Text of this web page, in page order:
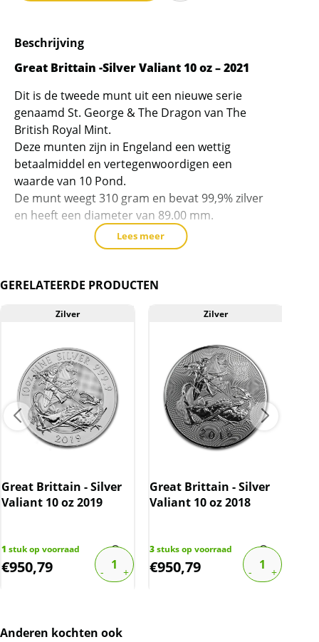
de
wachtlijst
dit
product
toe
te
voegen
Beschrijving
Great Brittain -Silver Valiant 10 oz – 2021
Dit is de tweede munt uit een nieuwe serie
genaamd St. George & The Dragon van The
British Royal Mint.
Deze munten zijn in Engeland een wettig
betaalmiddel en vertegenwoordigen een
waarde van 10 Pond.
De munt weegt 310 gram en bevat 99,9% zilver
en heeft een diameter van 89.00 mm.
capsule.
producent af. Echter zijn de munten veelal de
capsule niet uit geweest. Deze
munten/capsules kunnen soms krassen,
aanslag en/of melkvlekken bevatten.
BTW
Dit product wordt onder de margeregel
over de marge die wij behalen op dit product.
De btw mag hierdoor door ons niet op de
Lees meer
GERELATEERDE PRODUCTEN
Zilver
Great Brittain - Silver
Valiant 10 oz 2019
1 stuk op voorraad
€950,79
Zilver
Great Brittain - Silver
Valiant 10 oz 2018
3stuks op voorraad
€950,79
Anderen kochten ook